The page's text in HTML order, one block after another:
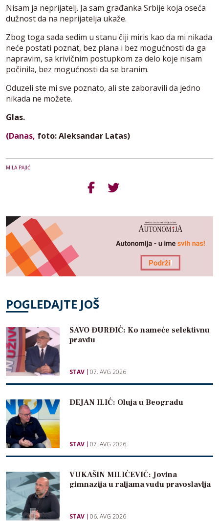
Nisam ja neprijatelj. Ja sam građanka Srbije koja oseća
dužnost da na neprijatelja ukaže.
Zbog toga sada sedim u stanu čiji miris kao da mi nikada
neće postati poznat, bez plana i bez mogućnosti da ga
napravim, sa krivičnim postupkom za delo koje nisam
počinila, bez mogućnosti da se branim.
Oduzeli ste mi sve poznato, ali ste zaboravili da jedno
nikada ne možete.
Glas.
(Danas, foto: Aleksandar Latas)
MILA PAJIĆ
POGLEDAJTE JOŠ
SAVO ĐURĐIĆ: Ko nameće selektivnu
pravdu
STAV 07. AVG 2026
DEJAN ILIĆ: Oluja u Beogradu
STAV 07. AVG 2026
VUKAŠIN MILIĆEVIĆ: Jovina
gimnazija u raljama vudu pravoslavlja
STAV 06. AVG 2026